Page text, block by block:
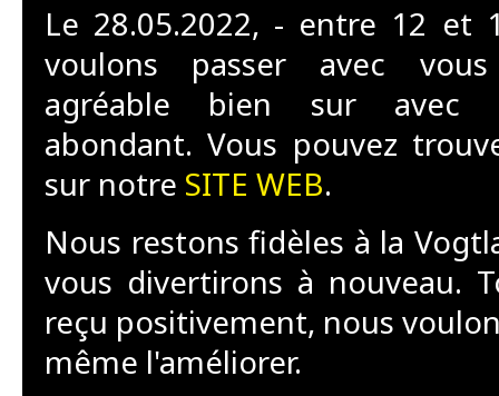
Le 28.05.2022, - entre 12 et
voulons passer avec
agréable bien sur avec
abondant. Vous pouvez
sur notre SITE WEB.
Nous restons fidèles à la
vous divertirons à nouveau.
reçu positivement, nous
même l'améliorer.